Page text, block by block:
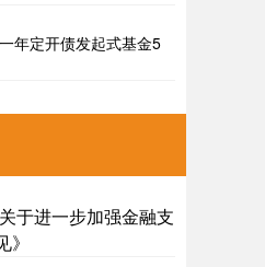
年定开债发起式基金5
于进一步加强金融支